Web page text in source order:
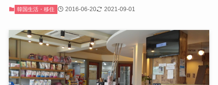
韓国生活・移住 2016-06-20 2021-09-01